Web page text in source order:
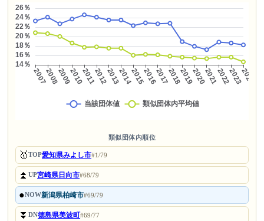
類似団体内順位
🥇TOP愛知県みよし市#1/79
⏫UP宮崎県日向市#68/79
●NOW新潟県柏崎市#69/79
⏬DN徳島県美波町#69/77